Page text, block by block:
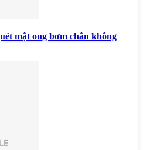
mật ong bơm chân không